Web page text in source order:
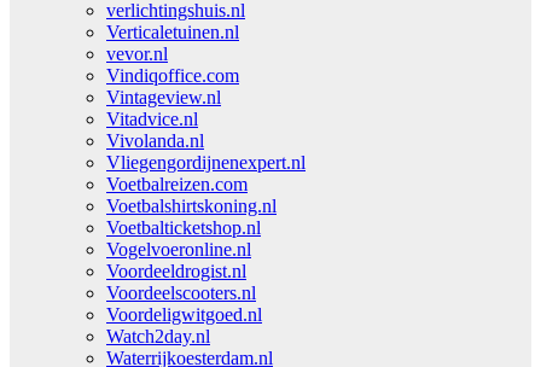
verlichtingshuis.nl
Verticaletuinen.nl
vevor.nl
Vindiqoffice.com
Vintageview.nl
Vitadvice.nl
Vivolanda.nl
Vliegengordijnenexpert.nl
Voetbalreizen.com
Voetbalshirtskoning.nl
Voetbalticketshop.nl
Vogelvoeronline.nl
Voordeeldrogist.nl
Voordeelscooters.nl
Voordeligwitgoed.nl
Watch2day.nl
Waterrijkoesterdam.nl